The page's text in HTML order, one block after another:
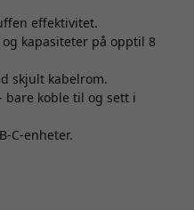
effektivitet.
og kapasiteter på opptil 8
skjult kabelrom.
bare koble til og sett i
C-enheter.